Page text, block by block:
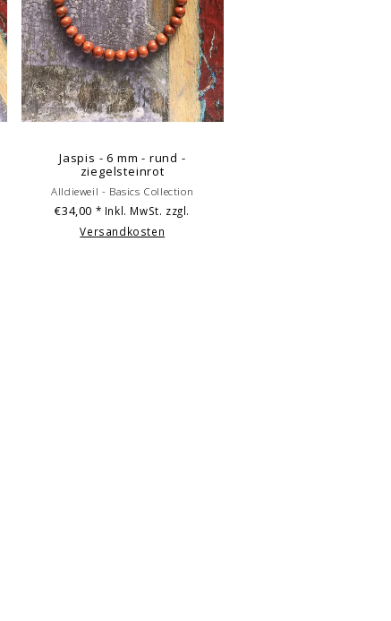
Jaspis - 6 mm - rund -
ziegelsteinrot
Alldieweil - Basics Collection
€34,00 * Inkl. MwSt. zzgl.
Versandkosten